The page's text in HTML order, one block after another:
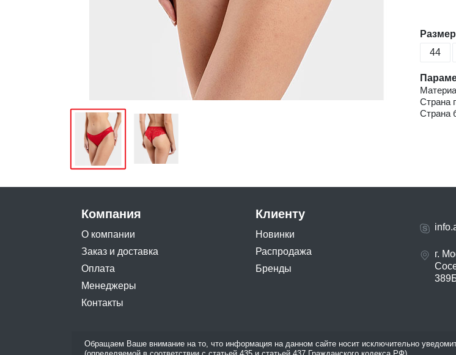
44
Страна
Страна
Компания
О компании
Заказ и доставка
Оплата
Менеджеры
Контакты
Клиенту
Новинки
Распродажа
Бренды
г.
Обращаем Ваше внимание на то, что информация на данном сайте носит исключительно